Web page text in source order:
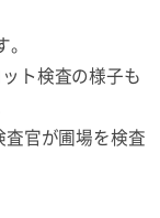
ト検査の様子も
官が圃場を検査